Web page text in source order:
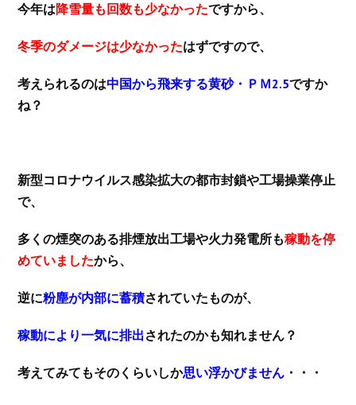
今年は降雪量も回数も少なかったですから、
冬季のダメージは少なかったはずですので、
考えられるのは中国から飛来する黄砂・ＰＭ2.5ですか
ね？
新型コロナウイルス感染拡大の都市封鎖や工場操業停止
で、
多くの煙突のある排煙放出工場や火力発電所も稼動を停
めていましたから、
逆に粉塵が内部に蓄積されていたものが、
稼動により一気に排出されたのかも知れません？
考えてみてもそのくらいしか思い浮かびません ・・・